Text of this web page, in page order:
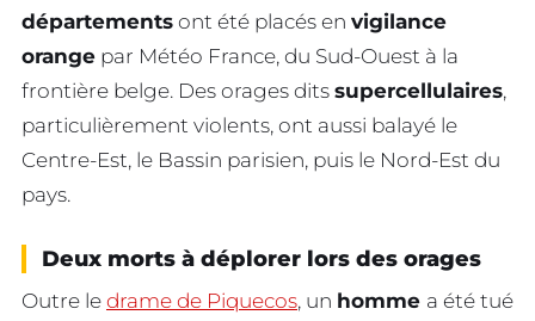
départements ont été placés en vigilance
orange par Météo France, du Sud-Ouest à la
frontière belge. Des orages dits supercellulaires,
particulièrement violents, ont aussi balayé le
Centre-Est, le Bassin parisien, puis le Nord-Est du
pays.
Deux morts à déplorer lors des orages
Outre le drame de Piquecos, un homme a été tué